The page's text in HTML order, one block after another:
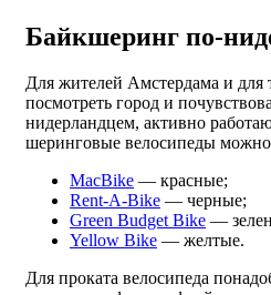
Байкшеринг по-
Для жителей Амстердама и для
посмотреть город и
нидерландцем, активно
шеринговые велосипеды
MacBike — красные;
Rent-A-Bike — черные;
Green Budget Bike —
Yellow Bike — желтые.
Для проката велосипеда